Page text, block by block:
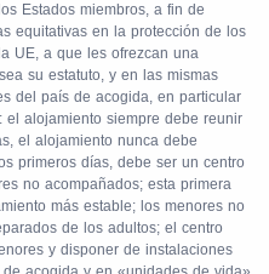
Estados miembros, a fin de
equitativas en la protección de los
UE, a que les ofrezcan una
su estatuto, y en las mismas
del país de acogida, en particular
alojamiento siempre debe reunir
el alojamiento nunca debe
primeros días, debe ser un centro
no acompañados; esta primera
más estable; los menores no
de los adultos; el centro
y disponer de instalaciones